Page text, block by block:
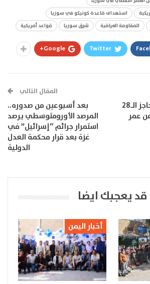
استهداف قاعدة كونيكو في سوريا
المقاومة العراقية شرق سوريا قواعد أمريكية
Twitter
Google+
عدد الشهداء يتجاوز حاجز الـ28
اليوم الـ125 من عمر
المقال التالي
بعد أسبوعين من صدوره..
المرصد الأورومتوسطي يرصد
استمرار جرائم “إسرائيل” في
غزة بعد قرار محكمة العدل
الدولية
قد يعجبك ايضا
أخبار اليمن